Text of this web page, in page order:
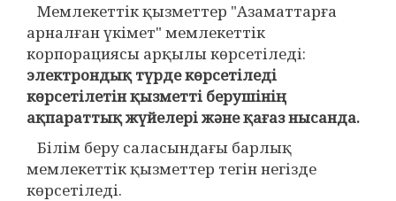
Мемлекеттік қызметтер "Азаматтарға
арналған үкімет" мемлекеттік
корпорациясы арқылы көрсетіледі:
электрондық түрде көрсетіледі
көрсетілетін қызметті берушінің
ақпараттық жүйелері және қағаз нысанда.
Білім беру саласындағы барлық
мемлекеттік қызметтер тегін негізде
көрсетіледі.